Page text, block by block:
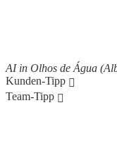
AI in Olhos de Água
Kunden-Tipp
Team-Tipp